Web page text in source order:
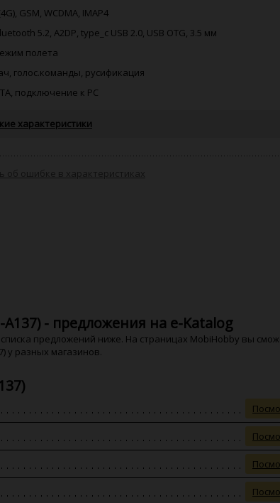
GSM, WCDMA, IMAP4
5.2, A2DP, type_c USB 2.0, USB OTG, 3.5 мм
полета
голос.команды, русификация
подключение к PC
характеристики
- предложения на e-Katalog
предложений ниже. На страницах MobiHobby вы
у разных магазинов.